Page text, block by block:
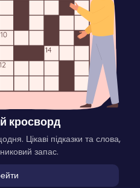
кросворд
Цікаві підказки та слова,
запас.